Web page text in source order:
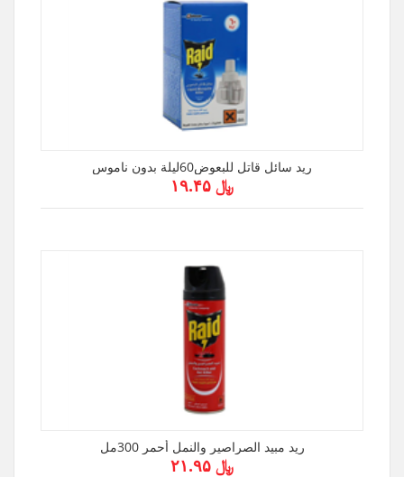
ريد سائل قاتل للبعوض60ليلة بدون ناموس
﷼ ۱۹.۴۵
ريد مبيد الصراصير والنمل أحمر 300مل
﷼ ۲۱.۹۵